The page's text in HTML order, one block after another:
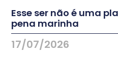
Esse ser não é uma
pena marinha
17/07/2026